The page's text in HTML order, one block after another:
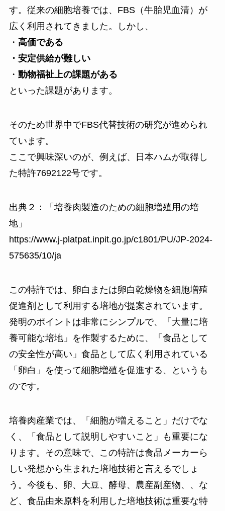
す。従来の細胞培養では、FBS（牛胎児血清）が
広く利用されてきました。しかし、
・ 高価である
・安定供給が難しい
・ 動物福祉上の課題がある
といった課題があります。
そのため世界中でFBS代替技術の研究が進められ
ています。
ここで興味深いのが、例えば、日本ハムが取得し
た特許7692122号です。
出典２：「培養肉製造のための細胞増殖用の培
地」
https://www.j-platpat.inpit.go.jp/c1801/PU/JP-2024-
575635/10/ja
この特許では、卵白または卵白乾燥物を細胞増殖
促進剤として利用する培地が提案されています。
発明のポイントは非常にシンプルで、「大量に培
養可能な培地」を作製するために、「食品として
の安全性が高い」食品として広く利用されている
「卵白」を使って細胞増殖を促進する、というも
のです。
培養肉産業では、「細胞が増えること」だけでな
く、「食品として説明しやすいこと」も重要にな
ります。その意味で、この特許は食品メーカーら
しい発想から生まれた培地技術と言えるでしょ
う。今後も、卵、大豆、酵母、農産副産物、、な
ど、食品由来原料を利用した培地技術は重要な特